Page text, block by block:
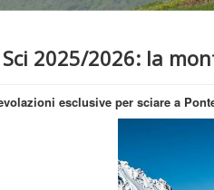
2025/2026: la
esclusive per sciare a